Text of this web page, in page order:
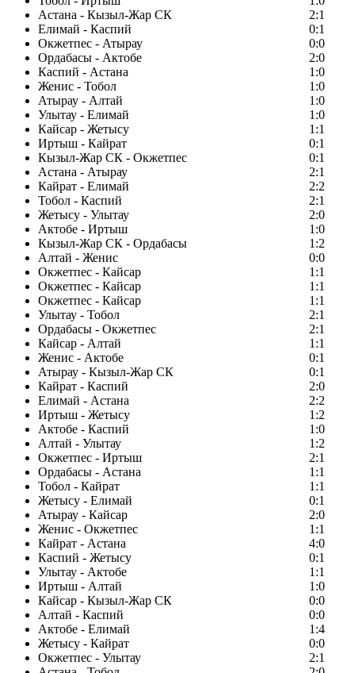
Астана - Кызыл-Жар СК
2:1
Елимай - Каспий
0:1
Окжетпес - Атырау
0:0
Ордабасы - Актобе
2:0
Каспий - Астана
1:0
Женис - Тобол
1:0
Атырау - Алтай
1:0
Улытау - Елимай
1:0
Кайсар - Жетысу
1:1
Иртыш - Кайрат
0:1
Кызыл-Жар СК - Окжетпес
0:1
Астана - Атырау
2:1
Кайрат - Елимай
2:2
Тобол - Каспий
2:1
Жетысу - Улытау
2:0
Актобе - Иртыш
1:0
Кызыл-Жар СК - Ордабасы
1:2
Алтай - Женис
0:0
Окжетпес - Кайсар
1:1
Окжетпес - Кайсар
1:1
Окжетпес - Кайсар
1:1
Улытау - Тобол
2:1
Ордабасы - Окжетпес
2:1
Кайсар - Алтай
1:1
Женис - Актобе
0:1
Атырау - Кызыл-Жар СК
0:1
Кайрат - Каспий
2:0
Елимай - Астана
2:2
Иртыш - Жетысу
1:2
Актобе - Каспий
1:0
Алтай - Улытау
1:2
Окжетпес - Иртыш
2:1
Ордабасы - Астана
1:1
Тобол - Кайрат
1:1
Жетысу - Елимай
0:1
Атырау - Кайсар
2:0
Женис - Окжетпес
1:1
Кайрат - Астана
4:0
Каспий - Жетысу
0:1
Улытау - Актобе
1:1
Иртыш - Алтай
1:0
Кайсар - Кызыл-Жар СК
0:0
Алтай - Каспий
0:0
Актобе - Елимай
1:4
Жетысу - Кайрат
0:0
Окжетпес - Улытау
2:1